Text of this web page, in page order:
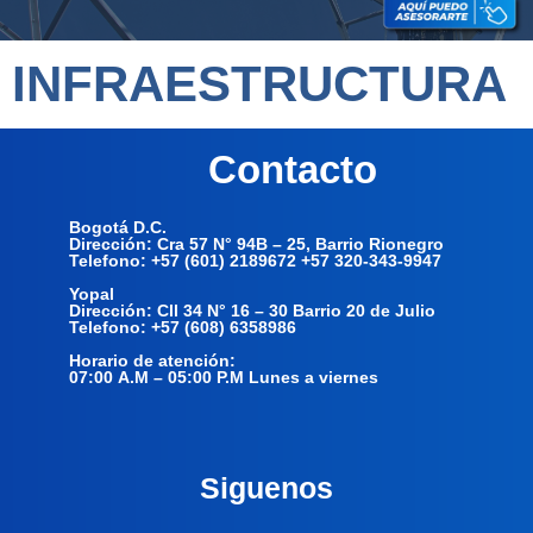
INFRAESTRUCTURA
Contacto
Bogotá D.C.
Dirección: Cra 57 N° 94B – 25, Barrio Rionegro
Telefono: +57 (601) 2189672 +57 320-343-9947
Yopal
Dirección: Cll 34 N° 16 – 30 Barrio 20 de Julio
Telefono: +57 (608) 6358986
Horario de atención:
07:00 A.M – 05:00 P.M Lunes a viernes
Siguenos